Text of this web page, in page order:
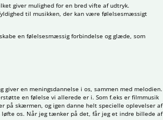
giver mulighed for en bred vifte af udtryk.
til musikken, der kan være følelsesmæssigt
en følelsesmæssig forbindelse og glæde, som
en meningsdannelse i os, sammen med melodien.
en følelse vi allerede er i. Som f.eks er filmmusik
på skærmen, og igen danne helt specielle oplevelser af
løfte os. Når jeg tænker på det, får jeg et indre billede af